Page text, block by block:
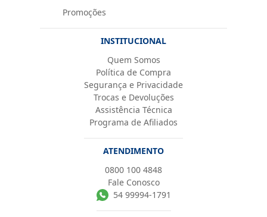
Promoções
INSTITUCIONAL
Quem Somos
Política de Compra
Segurança e Privacidade
Trocas e Devoluções
Assistência Técnica
Programa de Afiliados
ATENDIMENTO
0800 100 4848
Fale Conosco
54 99994-1791